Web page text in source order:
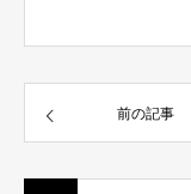
前の記事